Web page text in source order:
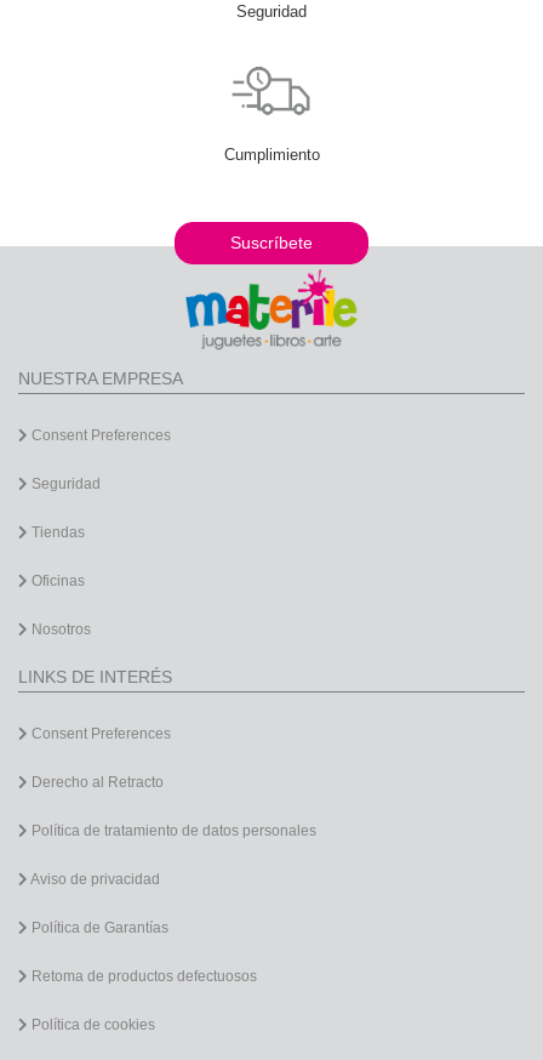
Seguridad
Cumplimiento
Suscríbete
NUESTRA EMPRESA
Consent Preferences
Seguridad
Tiendas
Oficinas
Nosotros
LINKS DE INTERÉS
Consent Preferences
Derecho al Retracto
Política de tratamiento de datos personales
Aviso de privacidad
Política de Garantías
Retoma de productos defectuosos
Política de cookies